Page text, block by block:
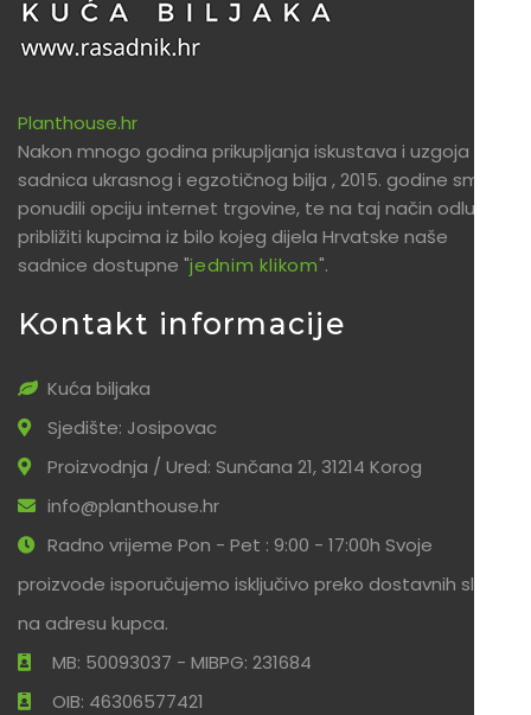
Planthouse.hr
Nakon mnogo godina prikupljanja iskustava i uzgoja
sadnica ukrasnog i egzotičnog bilja , 2015. godine smo
ponudili opciju internet trgovine, te na taj način odlučili
približiti kupcima iz bilo kojeg dijela Hrvatske naše
sadnice dostupne "jednim klikom".
Kontakt informacije
Kuća biljaka
Sjedište: Josipovac
Proizvodnja / Ured: Sunčana 21, 31214 Korog
info@planthouse.hr
Radno vrijeme Pon - Pet : 9:00 - 17:00h Svoje
proizvode isporučujemo isključivo preko dostavnih službi
na adresu kupca.
MB: 50093037 - MIBPG: 231684
OIB: 46306577421